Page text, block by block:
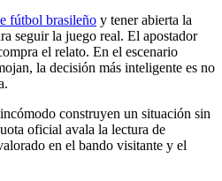
fútbol brasileño y tener abierta la
seguir la juego real. El apostador
el relato. En el escenario
la decisión más inteligente es no
construyen un situación sin
oficial avala la lectura de
en el bando visitante y el